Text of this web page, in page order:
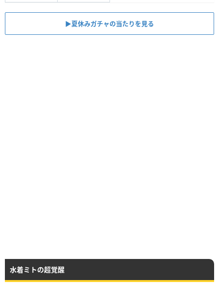
▶︎夏休みガチャの当たりを見る
水着ミトの超覚醒